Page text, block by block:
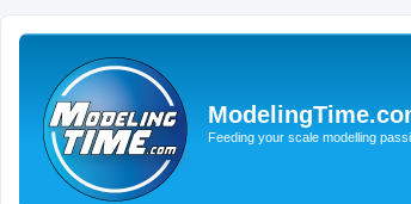
Feeding your scale modelling